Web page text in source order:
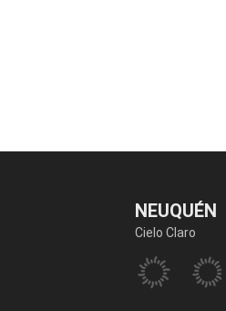
NEUQUÉN
Cielo Claro